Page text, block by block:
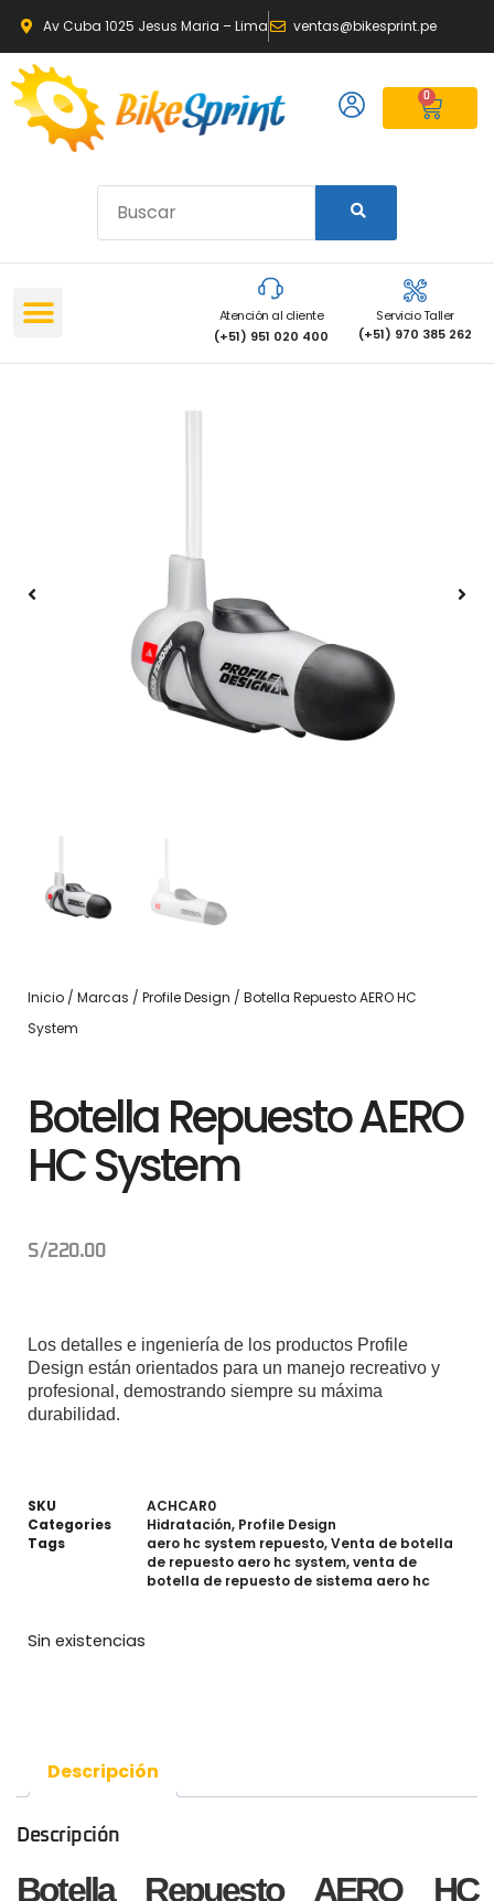
Av Cuba 1025 Jesus Maria – Lima ventas@bikesprint.pe
0
Atención al cliente
(+51) 951 020 400
Servicio Taller
(+51) 970 385 262
Inicio / Marcas / Profile Design / Botella Repuesto AERO HC
System
Botella Repuesto AERO
HC System
S/220.00
Los detalles e ingeniería de los productos Profile
Design están orientados para un manejo recreativo y
profesional, demostrando siempre su máxima
durabilidad.
SKU
ACHCAR0
Categories
Hidratación, Profile Design
Tags
aero hc system repuesto,Venta de botella
de repuesto aero hc system,venta de
botella de repuesto de sistema aero hc
Sin existencias
Descripción
Descripción
Botella Repuesto AERO HC